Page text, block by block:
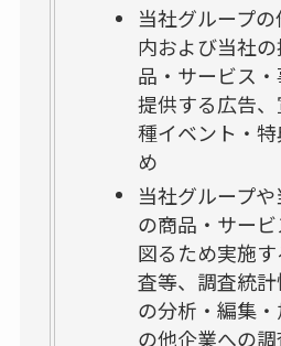
当社グループ
内および当社
品・サービス
提供する広告
種イベント・
め
当社グループ
の商品・サー
図るため実施
査等、調査統
の分析・編集
の他企業への調